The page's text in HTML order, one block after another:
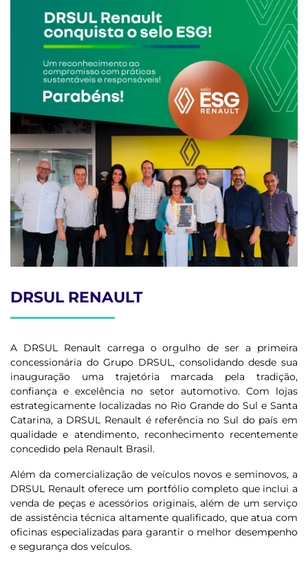
DRSUL RENAULT
A DRSUL Renault carrega o orgulho de ser a primeira
concessionária do Grupo DRSUL, consolidando desde sua
inauguração uma trajetória marcada pela tradição,
confiança e excelência no setor automotivo. Com lojas
estrategicamente localizadas no Rio Grande do Sul e Santa
Catarina, a DRSUL Renault é referência no Sul do país em
qualidade e atendimento, reconhecimento recentemente
concedido pela Renault Brasil.
Além da comercialização de veículos novos e seminovos, a
DRSUL Renault oferece um portfólio completo que inclui a
venda de peças e acessórios originais, além de um serviço
de assistência técnica altamente qualificado, que atua com
oficinas especializadas para garantir o melhor desempenho
e segurança dos veículos.